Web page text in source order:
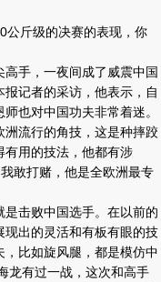
斤级的决赛的表现，你
手，一夜间成了威震中国
记者的采访，他表示，自
也对中国功夫非常着迷。
流行的角技，这是种摔跤
用的技法，他都有涉
敢打赌，他是全欧洲最专
击败中国选手。在以前的
出的灵活和有板有眼的技
比如旋风腿，都是模仿中
龙有过一战，这次和高手